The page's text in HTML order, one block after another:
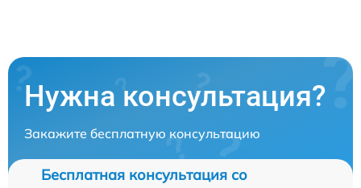
Нужна консультация?
Закажите бесплатную консультацию
Бесплатная консультация со